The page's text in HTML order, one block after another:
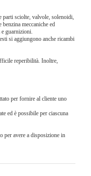
parti sciolte, valvole, solenoidi,
meccaniche ed
guarnizioni.
si aggiungono anche ricambi
reperibilità. Inoltre,
per fornire al cliente uno
ed è possibile per ciascuna
per avere a disposizione in